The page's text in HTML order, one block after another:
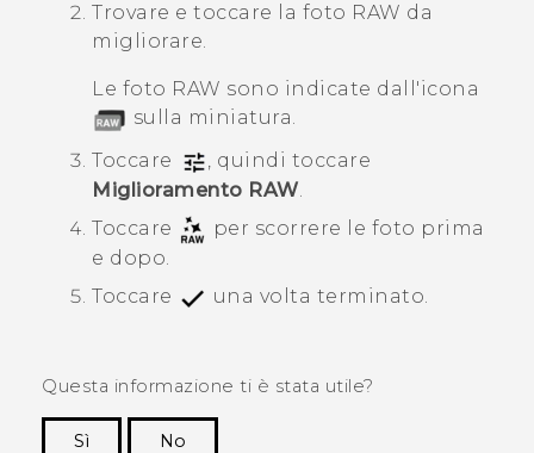
Trovare e toccare la foto RAW da
migliorare.
Le foto RAW sono indicate dall'icona
sulla miniatura.
Toccare
, quindi toccare
Miglioramento RAW.
Toccare
per scorrere le foto prima
e dopo.
Toccare
una volta terminato.
Questa informazione ti è stata utile?
Sì
No